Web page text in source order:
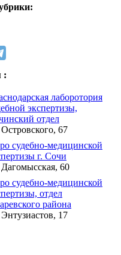
:
лаборотория
экспертизы,
отдел
67
судебно-медицинской
г. Сочи
Дагомысская, 60
судебно-медицинской
отдел
района
17